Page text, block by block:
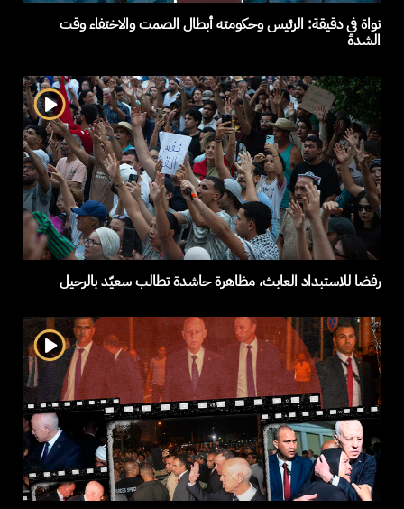
نواة في دقيقة: الرئيس وحكومته أبطال الصمت والاختفاء وقت
الشدة
رفضا للاستبداد العابث، مظاهرة حاشدة تطالب سعيّد بالرحيل